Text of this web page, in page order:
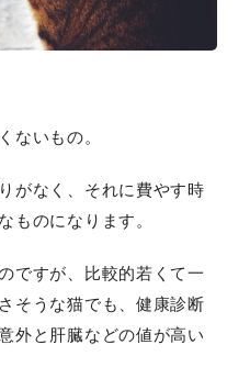
ないもの。
がなく、それに費やす時
ものになります。
ですが、比較的若くて一
そうな猫でも、健康診断
外と肝臓などの値が高い